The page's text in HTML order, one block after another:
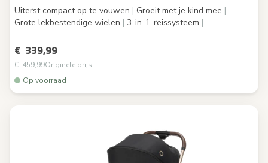
Uiterst compact op te vouwen | Groeit met je kind mee |
Grote lekbestendige wielen | 3-in-1-reissysteem |
€ 339,99
€ 459,99Originele prijs
Op voorraad